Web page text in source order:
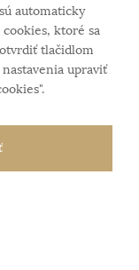
predaj hodiniek
automaticky
ktoré sa
tlačidlom
nastavenia upraviť